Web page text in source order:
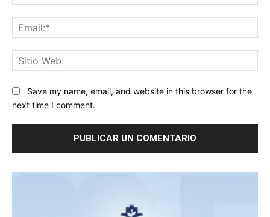
Save my name, email, and website in this browser for the
next time I comment.